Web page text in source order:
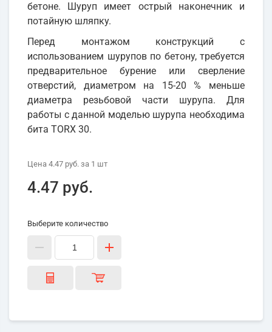
бетоне. Шуруп имеет острый наконечник и
потайную шляпку.
Перед монтажом конструкций с
использованием шурупов по бетону, требуется
предварительное бурение или сверление
отверстий, диаметром на 15-20 % меньше
диаметра резьбовой части шурупа. Для
работы с данной моделью шурупа необходима
бита TORX 30.
Цена 4.47 руб. за 1 шт
4.47 руб.
Выберите количество